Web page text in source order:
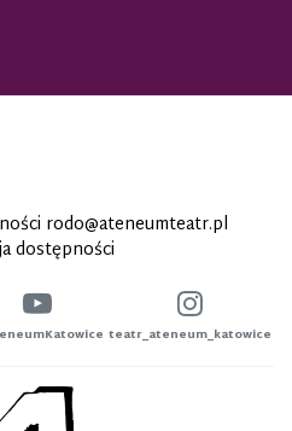
rodo@ateneumteatr.pl
dostępności
teatr_ateneum_katowice